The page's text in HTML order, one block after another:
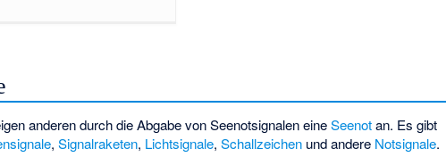
anderen durch die Abgabe von Seenotsignalen eineSeenotan. Es gibt
,Signalraketen, Lichtsignale,Schallzeichen und andere Notsignale.